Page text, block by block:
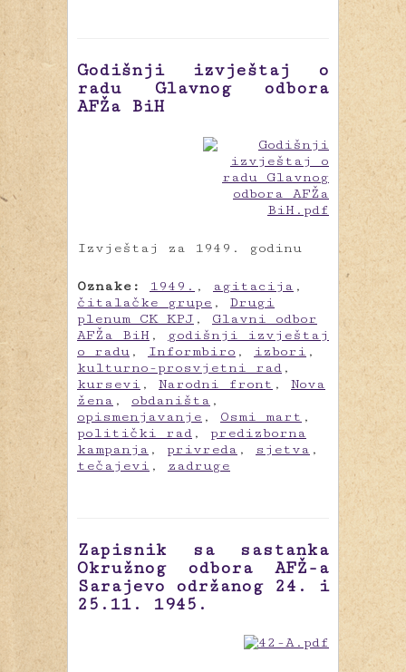
Godišnji izvještaj o
radu Glavnog odbora
AFŽa BiH
Izvještaj za 1949. godinu
Oznake: 1949. , agitacija ,
čitalačke grupe , Drugi
plenum CK KPJ , Glavni odbor
AFŽa BiH ,
godišnji izvještaj
o radu , Informbiro , izbori ,
kulturno-prosvjetni rad ,
kursevi , Narodni front , Nova
žena , obdaništa ,
opismenjavanje , Osmi mart ,
politički rad , predizborna
kampanja , privreda , sjetva ,
tečajevi , zadruge
Zapisnik sa sastanka
Okružnog odbora AFŽ-a
Sarajevo održanog 24. i
25.11. 1945.